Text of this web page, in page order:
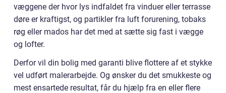
væggene der hvor lys indfaldet fra vinduer eller terrasse
døre er kraftigst, og partikler fra luft forurening, tobaks
røg eller mados har det med at sætte sig fast i vægge
og lofter.
Derfor vil din bolig med garanti blive flottere af et stykke
vel udført malerarbejde. Og ønsker du det smukkeste og
mest ensartede resultat, får du hjælp fra en eller flere